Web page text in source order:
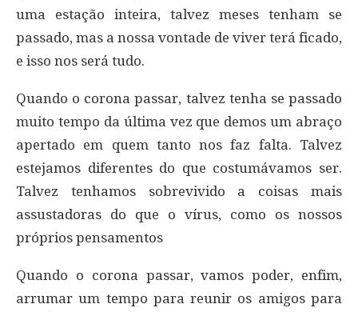
uma estação inteira, talvez meses tenham se
passado, mas a nossa vontade de viver terá ficado,
e isso nos será tudo.
Quando o corona passar, talvez tenha se passado
muito tempo da última vez que demos um abraço
apertado em quem tanto nos faz falta. Talvez
estejamos diferentes do que costumávamos ser.
Talvez tenhamos sobrevivido a coisas mais
assustadoras do que o vírus, como os nossos
próprios pensamentos
Quando o corona passar, vamos poder, enfim,
arrumar um tempo para reunir os amigos para